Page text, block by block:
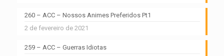
260 – ACC – Nossos Animes Preferidos Pt1
2 de fevereiro de 2021
259 – ACC – Guerras Idiotas